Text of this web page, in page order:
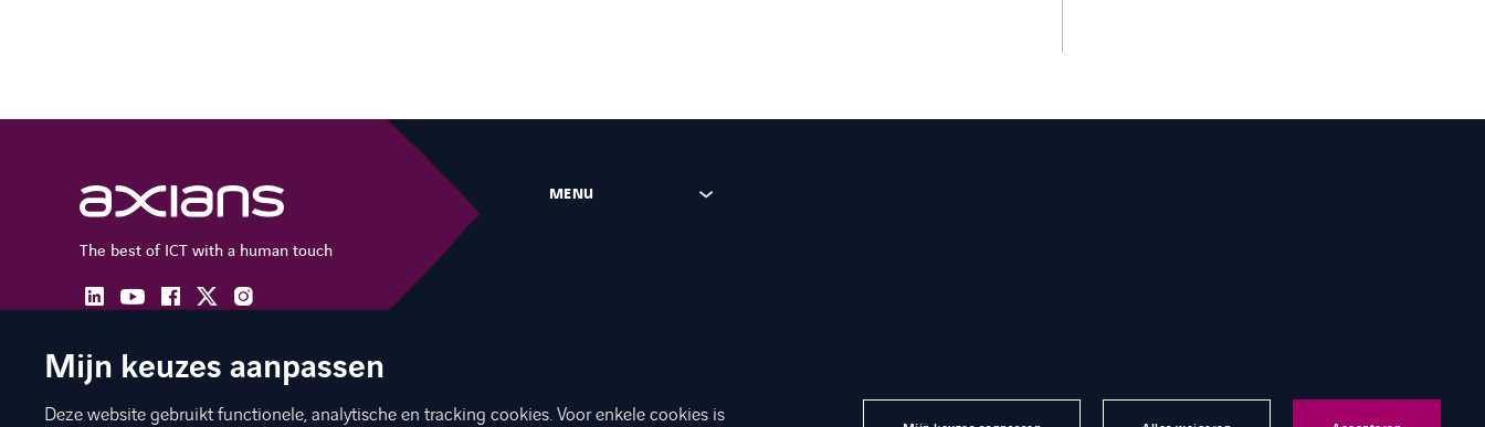
The best of ICT with a human touch
linkedinyoutubefacebook
twitterinstagram
MENU
Mijn keuzes aanpassen
Deze website gebruikt functionele, analytische en tracking cookies. Voor enkele cookies is